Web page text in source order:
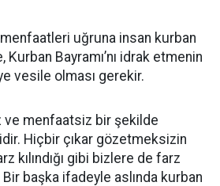
uğruna insan kurban
Bayramı’nı idrak etmenin
vesile olması gerekir.
ve menfaatsiz bir şekilde
Hiçbir çıkar gözetmeksizin
kılındığı gibi bizlere de farz
Bir başka ifadeyle aslında kurban